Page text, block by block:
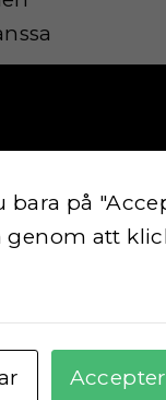
30 euroa.
på
genom att